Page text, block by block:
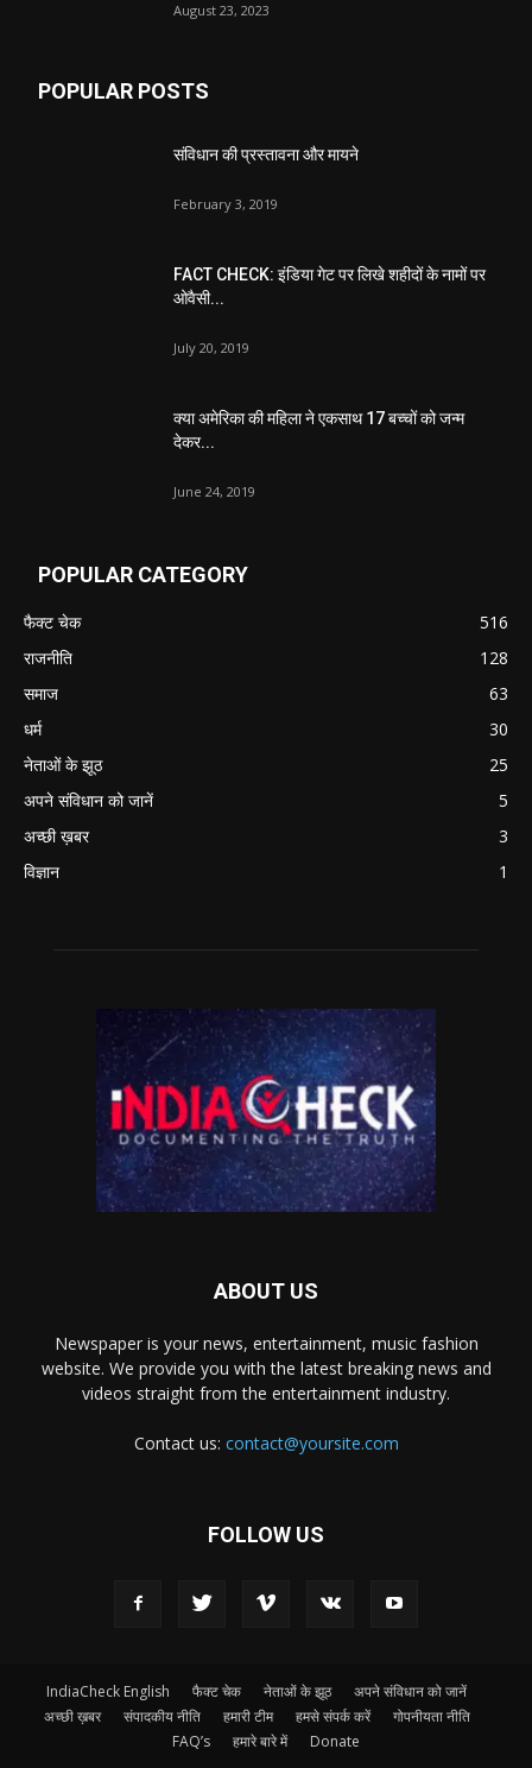
August 23, 2023
POPULAR POSTS
संविधान की प्रस्तावना और मायने
February 3, 2019
FACT CHECK: इंडिया गेट पर लिखे शहीदों के नामों पर
ओवैसी...
July 20, 2019
क्या अमेरिका की महिला ने एकसाथ 17 बच्चों को जन्म
देकर...
June 24, 2019
POPULAR CATEGORY
फैक्ट चेक
516
राजनीति
128
समाज
63
धर्म
30
नेताओं के झूठ
25
अपने संविधान को जानें
5
अच्छी ख़बर
3
विज्ञान
1
ABOUT US
Newspaper is your news, entertainment, music fashion
website. We provide you with the latest breaking news and
videos straight from the entertainment industry.
Contact us: contact@yoursite.com
FOLLOW US
IndiaCheck English फैक्ट चेक नेताओं के झूठ
अपने संविधान को जानें
अच्छी ख़बर
संपादकीय नीति हमारी टीम हमसे संपर्क करें
गोपनीयता नीति
FAQ’s
हमारे बारे में Donate